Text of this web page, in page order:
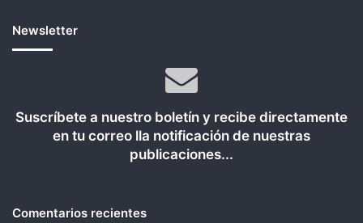
Newsletter
Suscríbete a nuestro boletín y recibe directamente
en tu correo lla notificación de nuestras
publicaciones...
Comentarios recientes